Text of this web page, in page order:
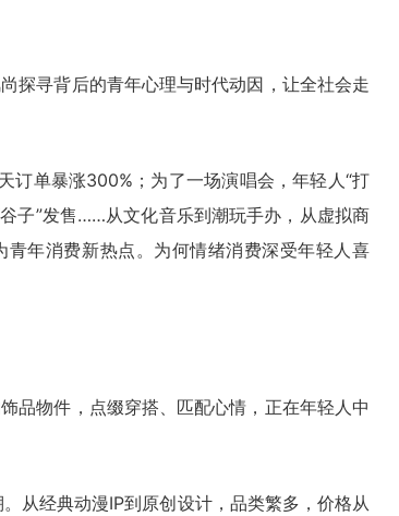
探寻背后的青年心理与时代动因，让全社会走
订单暴涨300%；为了一场演唱会，年轻人“打
子”发售……从文化音乐到潮玩手办，从虚拟商
青年消费新热点。为何情绪消费深受年轻人喜
品物件，点缀穿搭、匹配心情，正在年轻人中
从经典动漫IP到原创设计，品类繁多，价格从